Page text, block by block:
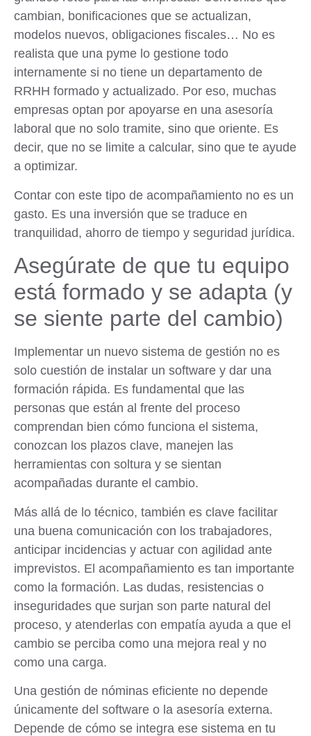
cambian, bonificaciones que se actualizan,
modelos nuevos, obligaciones fiscales… No es
realista que una pyme lo gestione todo
internamente si no tiene un departamento de
RRHH formado y actualizado. Por eso, muchas
empresas optan por apoyarse en una asesoría
laboral que no solo tramite, sino que oriente. Es
decir, que no se limite a calcular, sino que te ayude
a optimizar.
Contar con este tipo de acompañamiento no es un
gasto. Es una inversión que se traduce en
tranquilidad, ahorro de tiempo y seguridad jurídica.
Asegúrate de que tu equipo
está formado y se adapta (y
se siente parte del cambio)
Implementar un nuevo sistema de gestión no es
solo cuestión de instalar un software y dar una
formación rápida. Es fundamental que las
personas que están al frente del proceso
comprendan bien cómo funciona el sistema,
conozcan los plazos clave, manejen las
herramientas con soltura y se sientan
acompañadas durante el cambio.
Más allá de lo técnico, también es clave facilitar
una buena comunicación con los trabajadores,
anticipar incidencias y actuar con agilidad ante
imprevistos. El acompañamiento es tan importante
como la formación. Las dudas, resistencias o
inseguridades que surjan son parte natural del
proceso, y atenderlas con empatía ayuda a que el
cambio se perciba como una mejora real y no
como una carga.
Una gestión de nóminas eficiente no depende
únicamente del software o la asesoría externa.
Depende de cómo se integra ese sistema en tu